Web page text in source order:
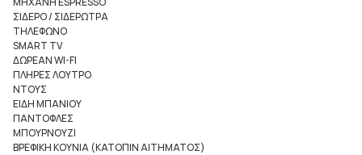
ΣΙΔΕΡΟ / ΣΙΔΕΡΩΤΡΑ
ΤΗΛΕΦΩΝΟ
SMART TV
ΔΩΡΕΑΝ WI-FI
ΠΛΗΡΕΣ ΛΟΥΤΡΟ
ΝΤΟΥΣ
ΕΙΔΗ ΜΠΑΝΙΟΥ
ΠΑΝΤΟΦΛΕΣ
ΜΠΟΥΡΝΟΥΖΙ
ΒΡΕΦΙΚΗ ΚΟΥΝΙΑ (ΚΑΤΟΠΙΝ ΑΙΤΗΜΑΤΟΣ)